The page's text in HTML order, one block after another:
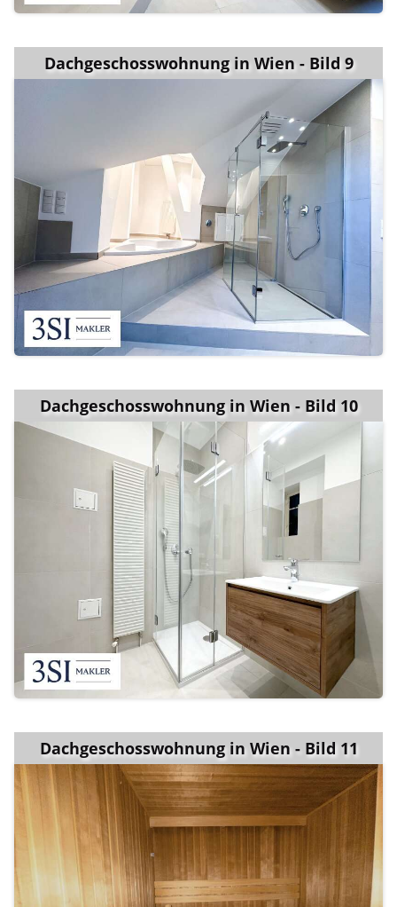
Dachgeschosswohnung in Wien - Bild 9
Dachgeschosswohnung in Wien - Bild 10
Dachgeschosswohnung in Wien - Bild 11